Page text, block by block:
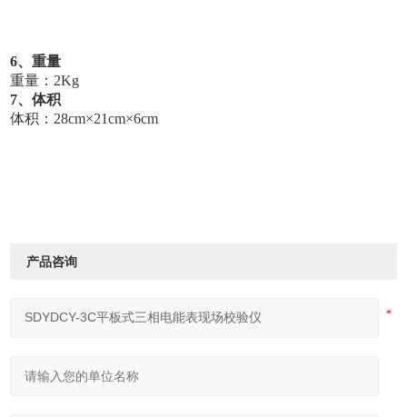
6、重量
重量：2Kg
7、体积
体积：28cm×21cm×6cm
产品咨询